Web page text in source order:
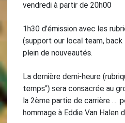
vendredi à partir de 20h00
1h30 d’émission avec les
(support our local team,
plein de nouveautés.
La dernière demi-heure
temps") sera consacrée au
la 2ème partie de carrière ....
hommage à Eddie Van Halen